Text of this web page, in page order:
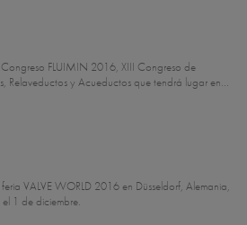
FLUIMIN 2016, XIII Congreso de
Relaveductos y Acueductos que tendrá lugar en...
VALVE WORLD 2016 en Düsseldorf, Alemania,
1 de diciembre.